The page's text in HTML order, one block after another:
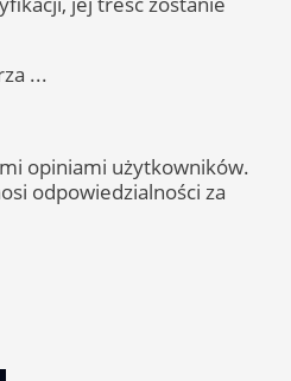
...
opiniami użytkowników.
odpowiedzialności za